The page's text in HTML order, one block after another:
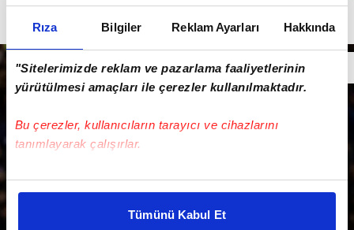
Rıza Bilgiler Reklam Ayarları Hakkında
"Sitelerimizde reklam ve pazarlama faaliyetlerinin
yürütülmesi amaçları ile çerezler kullanılmaktadır.
Bu çerezler, kullanıcıların tarayıcı ve cihazlarını
tanımlayarak çalışırlar.
Bu çerezlere izin vermeniz halinde sizlere özel
daha iyi reklam deneyimi yaşatabiliriz. Bunu yaparken
Tümünü Kabul Et
26 yaşındaki golcü futbolcu, bu sezon Benfica
forması ile çıktığı 10 maçta 3 kez fileleri havalandırdı.